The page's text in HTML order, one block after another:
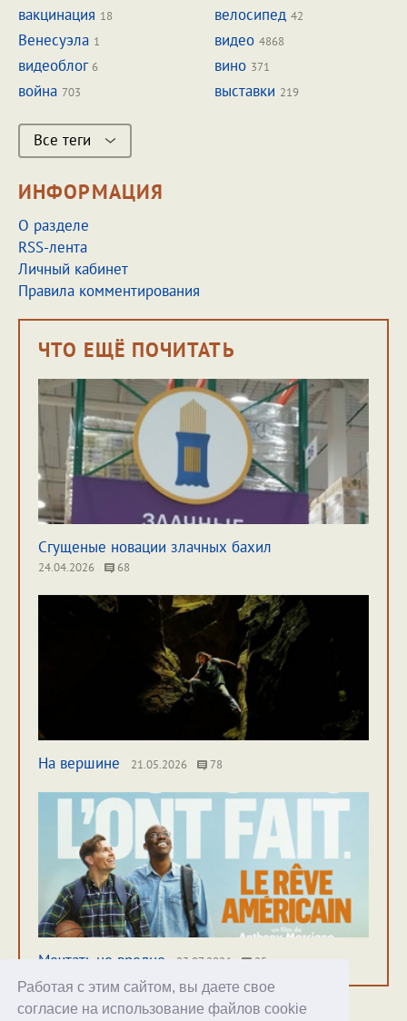
Работая с этим сайтом, вы даете свое
согласие на использование файлов cookie
вакцинация 18 велосипед 42
Венесуэла 1 видео 4868
видеоблог 6 вино 371
война 703 выставки 219
Все теги
ИНФОРМАЦИЯ
О разделе
RSS-лента
Личный кабинет
Правила комментирования
ЧТО ЕЩЁ ПОЧИТАТЬ
Сгущеные новации злачных бахил
24.04.2026 68
На вершине 21.05.2026 78
Мечтать не вредно 23.07.2026 25